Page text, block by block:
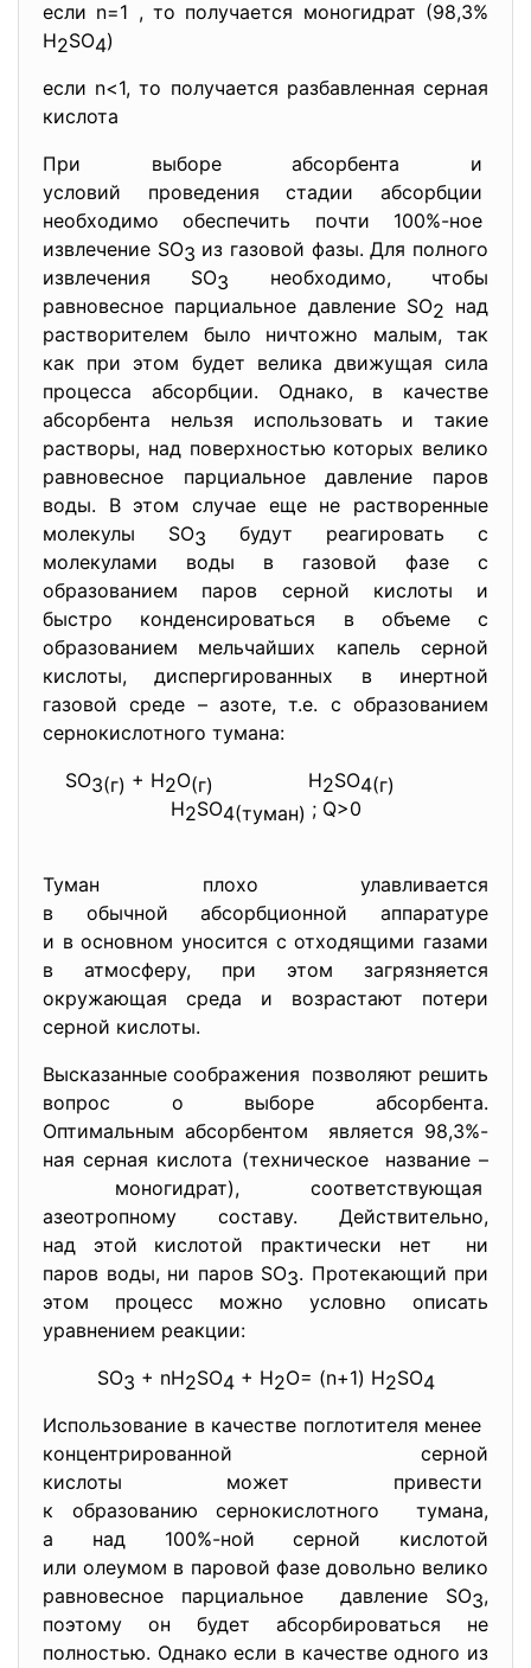
если n=1 , то получается моногидрат (98,3%
H2SO4)
если n<1, то получается разбавленная серная
кислота
При выборе абсорбента и
условий проведения стадии абсорбции
необходимо обеспечить почти 100%-ное
извлечение SO3 из газовой фазы. Для полного
извлечения SO3 необходимо, чтобы
равновесное парциальное давление SO2 над
растворителем было ничтожно малым, так
как при этом будет велика движущая сила
процесса абсорбции. Однако, в качестве
абсорбента нельзя использовать и такие
растворы, над поверхностью которых велико
равновесное парциальное давление паров
воды. В этом случае еще не растворенные
молекулы SO3 будут реагировать с
молекулами воды в газовой фазе с
образованием паров серной кислоты и
быстро конденсироваться в объеме с
образованием мельчайших капель серной
кислоты, диспергированных в инертной
газовой среде – азоте, т.е. с образованием
сернокислотного тумана:
SO3(г) + H2O(г) H2SO4(г)
H2SO4(туман) ; Q>0
Туман плохо улавливается
в обычной абсорбционной аппаратуре
и в основном уносится с отходящими газами
в атмосферу, при этом загрязняется
окружающая среда и возрастают потери
серной кислоты.
Высказанные соображения позволяют решить
вопрос о выборе абсорбента.
Оптимальным абсорбентом является 98,3%-
ная серная кислота (техническое название –
моногидрат), соответствующая
азеотропному составу. Действительно,
над этой кислотой практически нет ни
паров воды, ни паров SO3. Протекающий при
этом процесс можно условно описать
уравнением реакции:
SO3 + nH2SO4 + H2O= (n+1) H2SO4
Использование в качестве поглотителя менее
концентрированной серной
кислоты может привести
к образованию сернокислотного тумана,
а над 100%-ной серной кислотой
или олеумом в паровой фазе довольно велико
равновесное парциальное давление SO3,
поэтому он будет абсорбироваться не
полностью. Однако если в качестве одного из